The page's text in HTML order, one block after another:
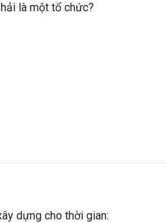
là một tổ chức?
dựng cho thời gian: